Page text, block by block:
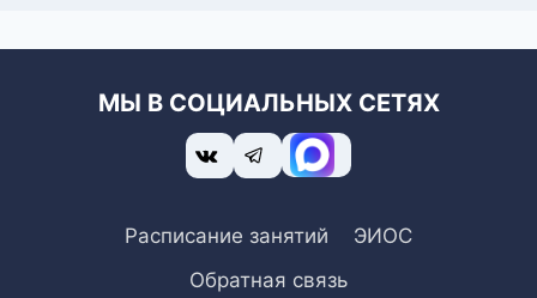
МЫ В СОЦИАЛЬНЫХ СЕТЯХ
Расписание занятий
ЭИОС
Обратная связь